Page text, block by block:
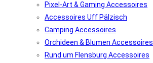
Pixel-Art & Gaming Accessoires
Accessoires Uff Pälzisch
Camping Accessoires
Orchideen & Blumen Accessoires
Rund um Flensburg Accessoires